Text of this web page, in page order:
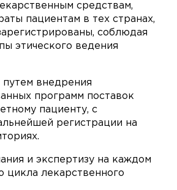
средствам,
пациентам в тех странах,
соблюдая
этического ведения
путем внедрения
программ поставок
пациенту, с
регистрации на
и экспертизу на каждом
цикла лекарственного